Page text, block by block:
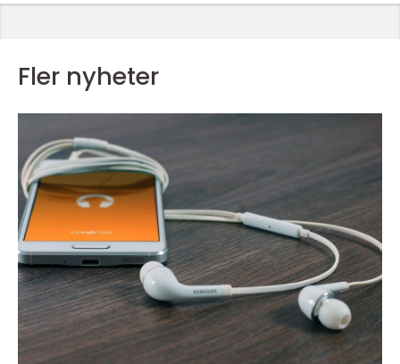
Fler nyheter